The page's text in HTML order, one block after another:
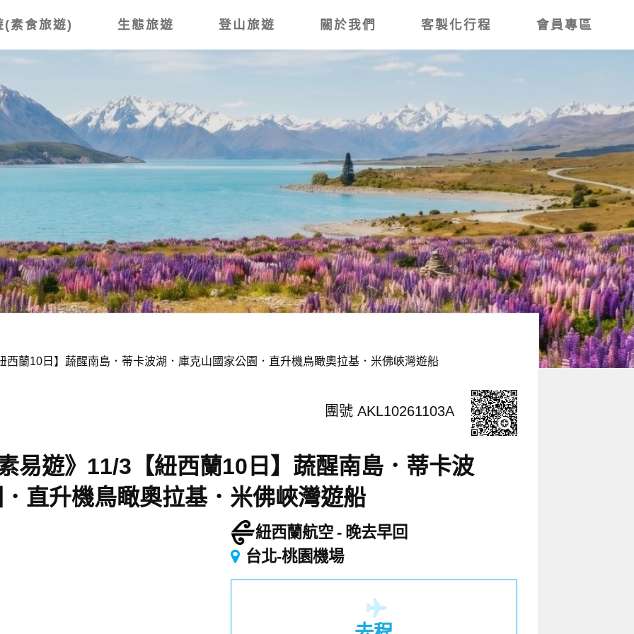
素食旅遊) 生態旅遊 登山旅遊 關於我們 客製化行程 會員專區
西蘭10日】蔬醒南島．蒂卡波湖．庫克山國家公園．直升機鳥瞰奧拉基．米佛峽灣遊船
團號 AKL10261103A
易遊》11/3【紐西蘭10日】蔬醒南島．蒂卡波
直升機鳥瞰奧拉基．米佛峽灣遊船
紐西蘭航空
晚去早回
台北-桃園機場